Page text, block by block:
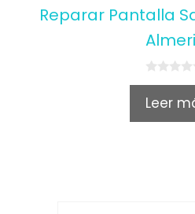
Reparar Pantalla
0
u
Leer